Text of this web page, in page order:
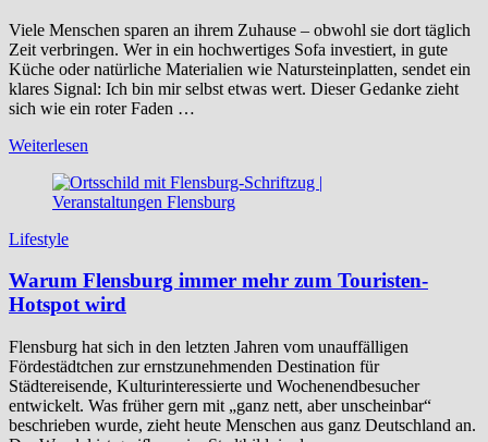
Viele Menschen sparen an ihrem Zuhause – obwohl sie dort täglich
Zeit verbringen. Wer in ein hochwertiges Sofa investiert, in gute
Küche oder natürliche Materialien wie Natursteinplatten, sendet ein
klares Signal: Ich bin mir selbst etwas wert. Dieser Gedanke zieht
sich wie ein roter Faden …
Weiterlesen
Lifestyle
Warum Flensburg immer mehr zum Touristen-
Hotspot wird
Flensburg hat sich in den letzten Jahren vom unauffälligen
Fördestädtchen zur ernstzunehmenden Destination für
Städtereisende, Kulturinteressierte und Wochenendbesucher
entwickelt. Was früher gern mit „ganz nett, aber unscheinbar“
beschrieben wurde, zieht heute Menschen aus ganz Deutschland an.